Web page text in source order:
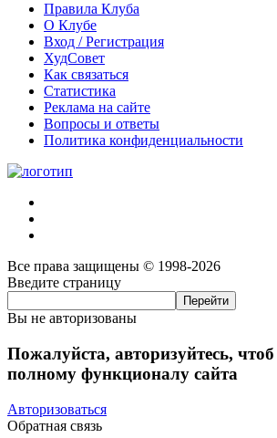
Правила Клуба
О Клубе
Вход / Регистрация
ХудСовет
Как связаться
Статистика
Реклама на сайте
Вопросы и ответы
Политика конфиденциальности
Все права защищены © 1998-2026
Введите страницу
Вы не авторизованы
Пожалуйста, авторизуйтесь,
полному функционалу сайта
Авторизоваться
Обратная связь